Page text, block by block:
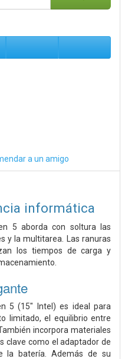
a un amigo
informática
5 aborda con soltura las
y la multitarea. Las ranuras
los tiempos de carga y
5 (15" Intel) es ideal para
limitado, el equilibrio entre
incorpora materiales
clave como el adaptador de
la batería. Además de su